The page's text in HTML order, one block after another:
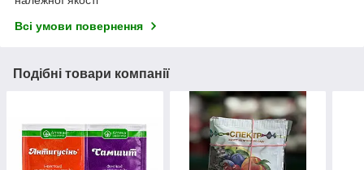
Всі умови повернення
Подібні товари компанії